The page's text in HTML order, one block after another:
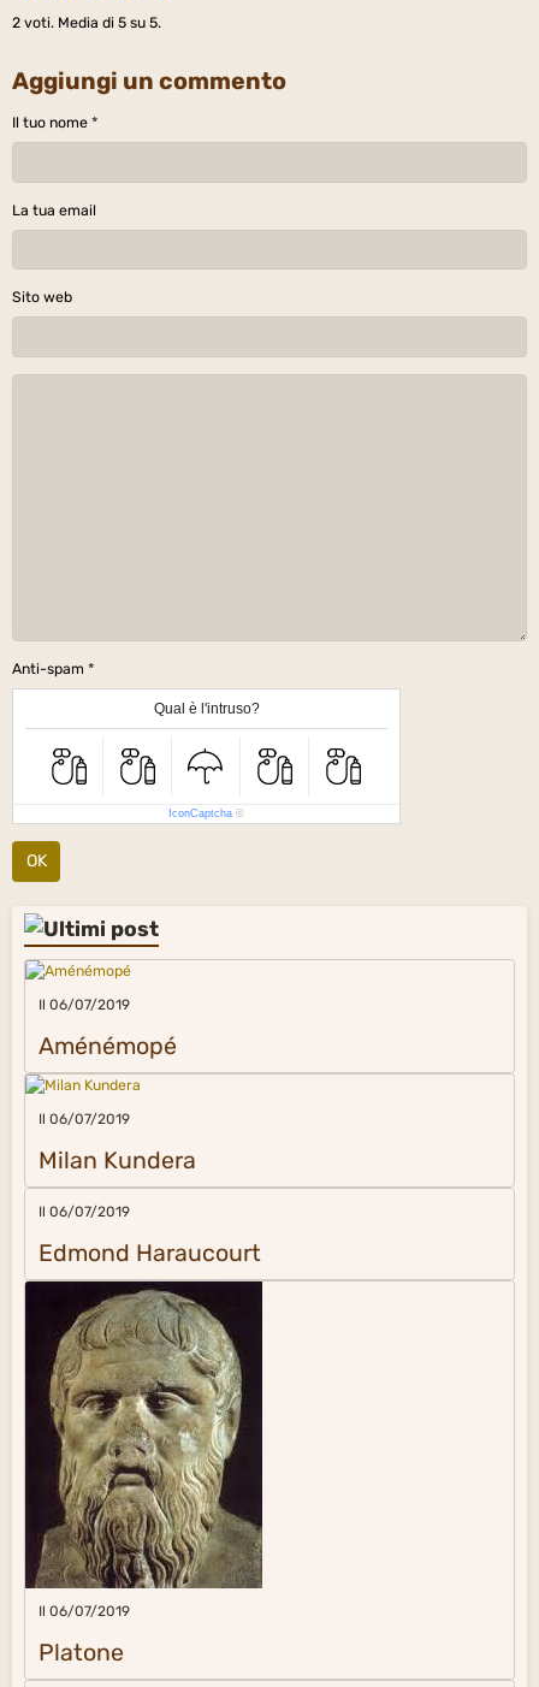
2 voti. Media di 5 su 5.
Aggiungi un commento
Il tuo nome
La tua email
Sito web
Anti-spam
Qual è l'intruso?
IconCaptcha ©
OK
Il 06/07/2019
Aménémopé
Il 06/07/2019
Milan Kundera
Il 06/07/2019
Edmond Haraucourt
Il 06/07/2019
Platone